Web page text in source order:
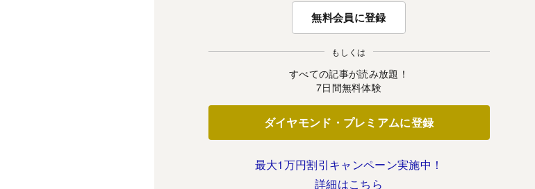
無料会員に登録
もしくは
すべての記事が読み放題！
7日間無料体験
ダイヤモンド・プレミアムに登録
最大1万円割引キャンペーン実施中！
詳細はこちら